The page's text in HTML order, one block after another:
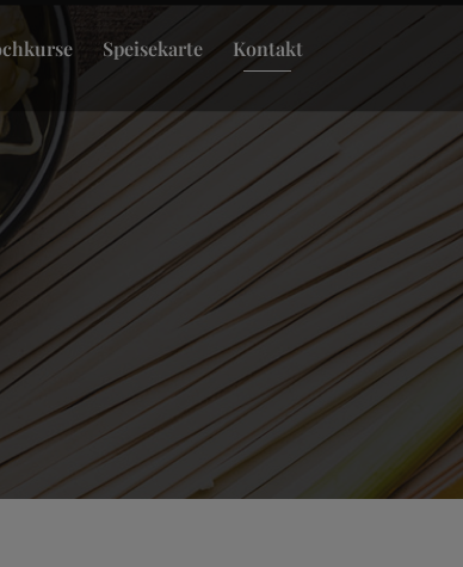
Speisekarte Kontakt